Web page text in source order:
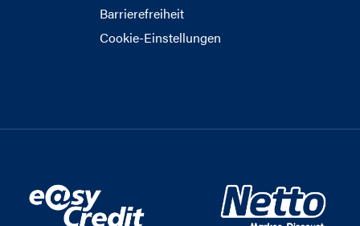
Barrierefreiheit
Cookie-Einstellungen